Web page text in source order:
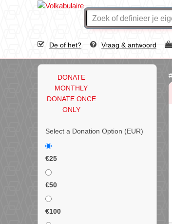
De of het? Vraag & antwoord
DONATE
MONTHLY
DONATE ONCE
ONLY
Select a Donation Option (EUR)
€25
€50
€100